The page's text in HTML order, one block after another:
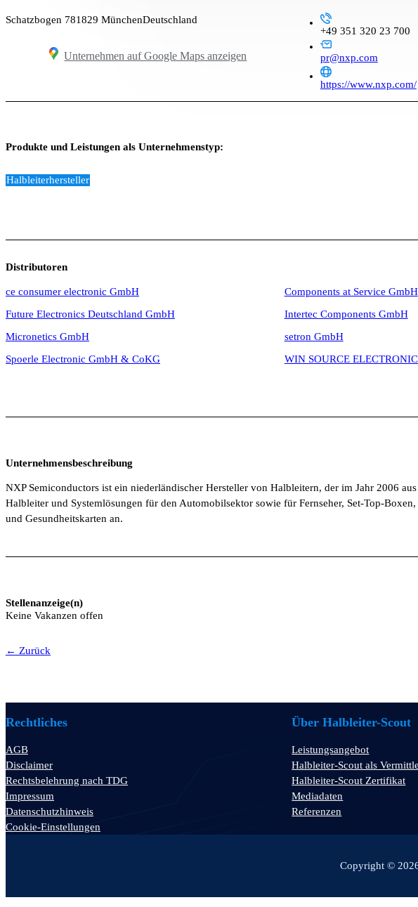
Schatzbogen 781829 MünchenDeutschland
Unternehmen auf Google Maps anzeigen
+49 351 320 23 700
pr@nxp.com
https://www.nxp.com/
Produkte und Leistungen als Unternehmenstyp:
Halbleiterhersteller
Distributoren
ce consumer electronic GmbH Components at Service GmbH
Future Electronics Deutschland GmbH
Intertec Components GmbH
Micronetics GmbH
setron GmbH
Spoerle Electronic GmbH & CoKG
WIN SOURCE
Unternehmensbeschreibung
NXP Semiconductors ist ein niederländischer Hersteller von Halbleitern, der im Jahr 2006
Halbleiter und Systemlösungen für den Automobilsektor sowie für Fernseher, Set-Top-
und Gesundheitskarten an.
Stellenanzeige(n)
Keine Vakanzen offen
← Zurück
Rechtliches
AGB
Disclaimer
Rechtsbelehrung nach TDG
Impressum
Datenschutzhinweis
Cookie-Einstellungen
Über Halbleiter-Scout
Leistungsangebot
Halbleiter-Scout als
Halbleiter-Scout Zertifikat
Mediadaten
Referenzen
Copyright ©